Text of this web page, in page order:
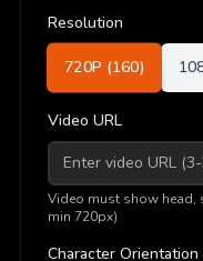
Resolution
720P (160)
Video URL
Video must show head,
min 720px)
Character Orientation